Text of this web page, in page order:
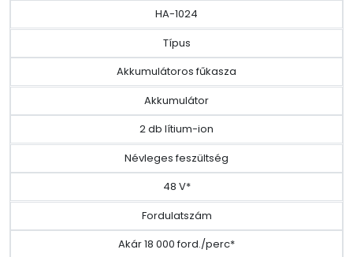
HA-1024
Típus
Akkumulátoros fűkasza
Akkumulátor
2 db lítium-ion
Névleges feszültség
48 V*
Fordulatszám
Akár 18 000 ford./perc*